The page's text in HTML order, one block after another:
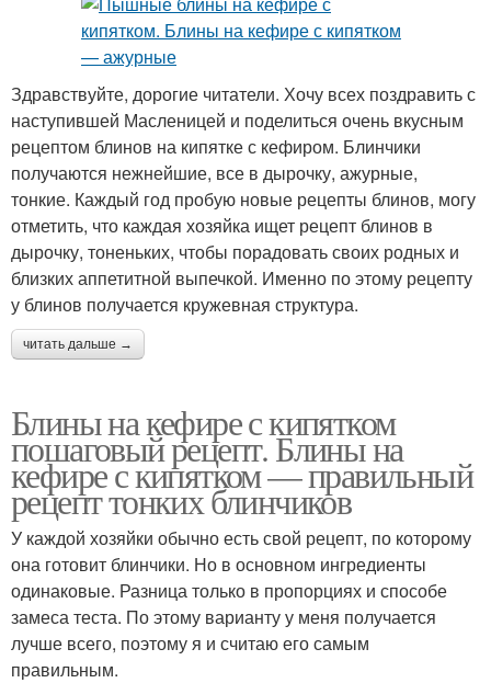
Здравствуйте, дорогие читатели. Хочу всех поздравить с
наступившей Масленицей и поделиться очень вкусным
рецептом блинов на кипятке с кефиром. Блинчики
получаются нежнейшие, все в дырочку, ажурные,
тонкие. Каждый год пробую новые рецепты блинов, могу
отметить, что каждая хозяйка ищет рецепт блинов в
дырочку, тоненьких, чтобы порадовать своих родных и
близких аппетитной выпечкой. Именно по этому рецепту
у блинов получается кружевная структура.
читать дальше →
Блины на кефире с кипятком
пошаговый рецепт. Блины на
кефире с кипятком — правильный
рецепт тонких блинчиков
У каждой хозяйки обычно есть свой рецепт, по которому
она готовит блинчики. Но в основном ингредиенты
одинаковые. Разница только в пропорциях и способе
замеса теста. По этому варианту у меня получается
лучше всего, поэтому я и считаю его самым
правильным.